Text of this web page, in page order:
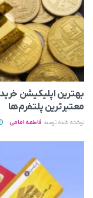
بهترین اپلیکیشن
معتبرترین پلتفرم‌ها
نوشته شده توسط فاطمه امامی